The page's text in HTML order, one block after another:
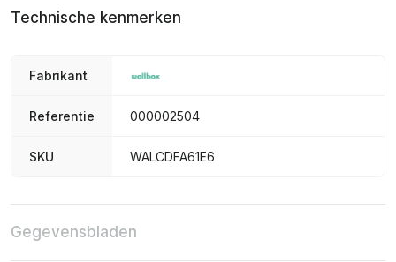
Technische kenmerken
Fabrikant
Referentie 000002504
SKU WALCDFA61E6
Gegevensbladen